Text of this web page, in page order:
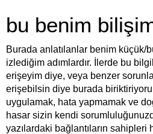
bu benim
Burada anlatılanlar benim küçük/
izlediğim adımlardır. İlerde bu
erişeyim diye, veya benzer
erişebilsin diye burada
uygulamak, hata yapmamak ve
hasar sizin kendi
yazılardaki bağlantıların